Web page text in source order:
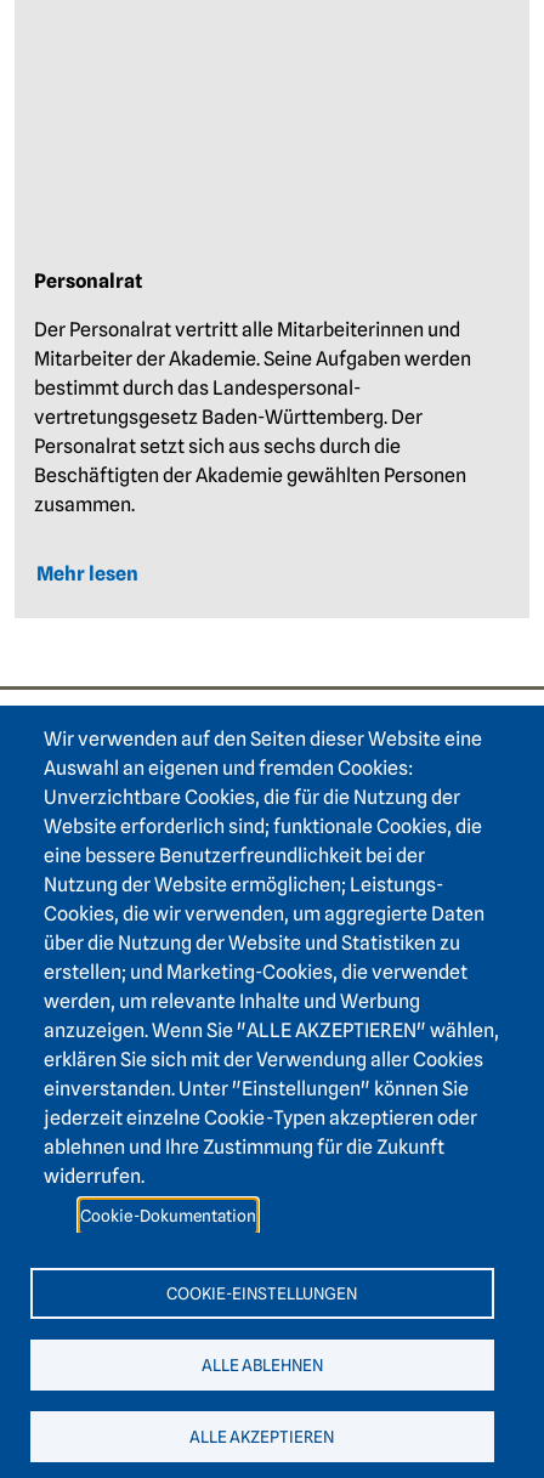
Wir verwenden auf den Seiten dieser Website eine
Auswahl an eigenen und fremden Cookies:
Unverzichtbare Cookies, die für die Nutzung der
Website erforderlich sind; funktionale Cookies, die
eine bessere Benutzerfreundlichkeit bei der
Nutzung der Website ermöglichen; Leistungs-
Cookies, die wir verwenden, um aggregierte Daten
über die Nutzung der Website und Statistiken zu
erstellen; und Marketing-Cookies, die verwendet
werden, um relevante Inhalte und Werbung
anzuzeigen. Wenn Sie "ALLE AKZEPTIEREN" wählen,
erklären Sie sich mit der Verwendung aller Cookies
einverstanden. Unter "Einstellungen" können Sie
jederzeit einzelne Cookie-Typen akzeptieren oder
ablehnen und Ihre Zustimmung für die Zukunft
widerrufen.
Cookie-Dokumentation
COOKIE-EINSTELLUNGEN
ALLE ABLEHNEN
ALLE AKZEPTIEREN
Personalrat
Der Personalrat vertritt alle Mitarbeiterinnen und
Mitarbeiter der Akademie. Seine Aufgaben werden
bestimmt durch das Landespersonal-
vertretungsgesetz Baden-Württemberg. Der
Personalrat setzt sich aus sechs durch die
Beschäftigten der Akademie gewählten Personen
zusammen.
Mehr lesen
Footer area one
Footer area two
Login Intranet
Presse
Förderverein
Kontakt
Barrierefreiheit
Leichte Sprache
Footer area three
Heidelberger Akademie der Wissenschaften
Karlstraße 4
69117 Heidelberg
+49 6221 / 54 32 65
hadw@hadw-bw.de